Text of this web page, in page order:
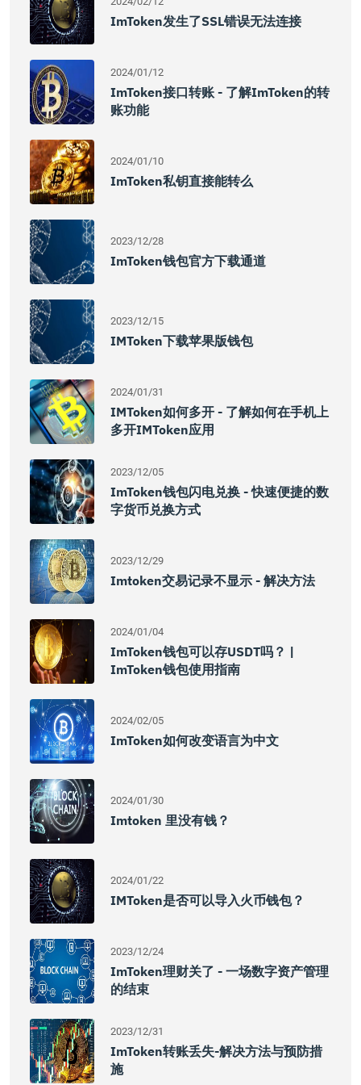
ImToken发生了SSL错误无法连接
2024/01/12
ImToken接口转账 - 了解imToken的转
账功能
2024/01/10
ImToken私钥直接能转么
2023/12/28
ImToken钱包官方下载通道
2023/12/15
IMToken下载苹果版钱包
2024/01/31
IMToken如何多开 - 了解如何在手机上
多开iMToken应用
2023/12/05
ImToken钱包闪电兑换 - 快速便捷的数
字货币兑换方式
2023/12/29
Imtoken交易记录不显示 - 解决方法
2024/01/04
ImToken钱包可以存USDT吗？ |
ImToken钱包使用指南
2024/02/05
ImToken如何改变语言为中文
2024/01/30
Imtoken 里没有钱？
2024/01/22
IMToken是否可以导入火币钱包？
2023/12/24
ImToken理财关了 - 一场数字资产管理
的结束
2023/12/31
ImToken转账丢失-解决方法与预防措
施